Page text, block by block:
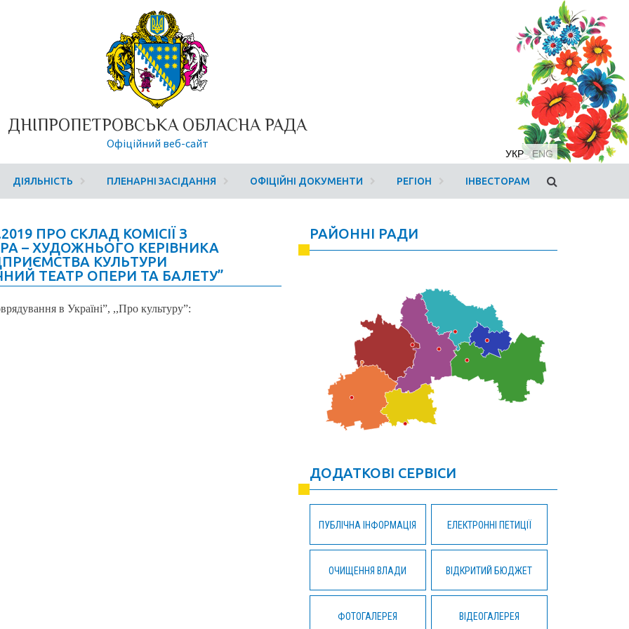
ДНІПРОПЕТРОВСЬКА ОБЛАСНА РАДА
Офіційний веб-сайт
УКР ENG
ДІЯЛЬНІСТЬ ПЛЕНАРНІ ЗАСІДАННЯ ОФІЦІЙНІ ДОКУМЕНТИ РЕГІОН ІНВЕСТОРАМ
ПРО СКЛАД КОМІСІЇ З
– ХУДОЖНЬОГО КЕРІВНИКА
КУЛЬТУРИ
ТЕАТР ОПЕРИ ТА БАЛЕТУ”
в Україні”, ,,Про культуру”:
РАЙОННІ РАДИ
ДОДАТКОВІ СЕРВІСИ
ПУБЛІЧНА ІНФОРМАЦІЯ ЕЛЕКТРОННІ ПЕТИЦІЇ
ОЧИЩЕННЯ ВЛАДИ ВІДКРИТИЙ БЮДЖЕТ
ФОТОГАЛЕРЕЯ ВІДЕОГАЛЕРЕЯ